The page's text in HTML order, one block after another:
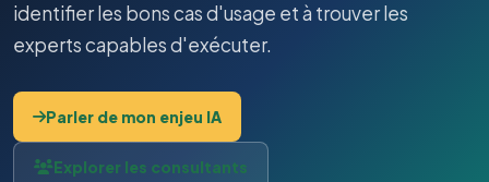
identifier les bons cas d'usage et à trouver les
experts capables d'exécuter.
Parler de mon enjeu IA
Explorer les consultants